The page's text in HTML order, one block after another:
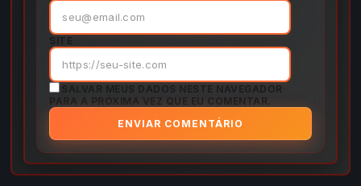
SITE
SALVAR MEUS DADOS NESTE NAVEGADOR
PARA A PRÓXIMA VEZ QUE EU COMENTAR.